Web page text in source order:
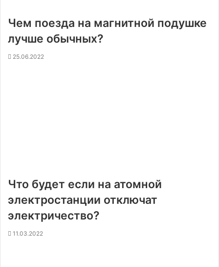
Чем поезда на магнитной подушке
лучше обычных?
25.06.2022
Что будет если на атомной
электростанции отключат
электричество?
11.03.2022